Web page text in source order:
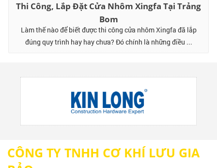
Thi Công, Lắp Đặt Cửa Nhôm Xingfa Tại Trảng
Bom
Làm thế nào để biết được thi công cửa nhôm Xingfa đã lắp
đúng quy trình hay hay chưa? Đó chính là những điều ...
CÔNG TY TNHH CƠ KHÍ LƯU GIA